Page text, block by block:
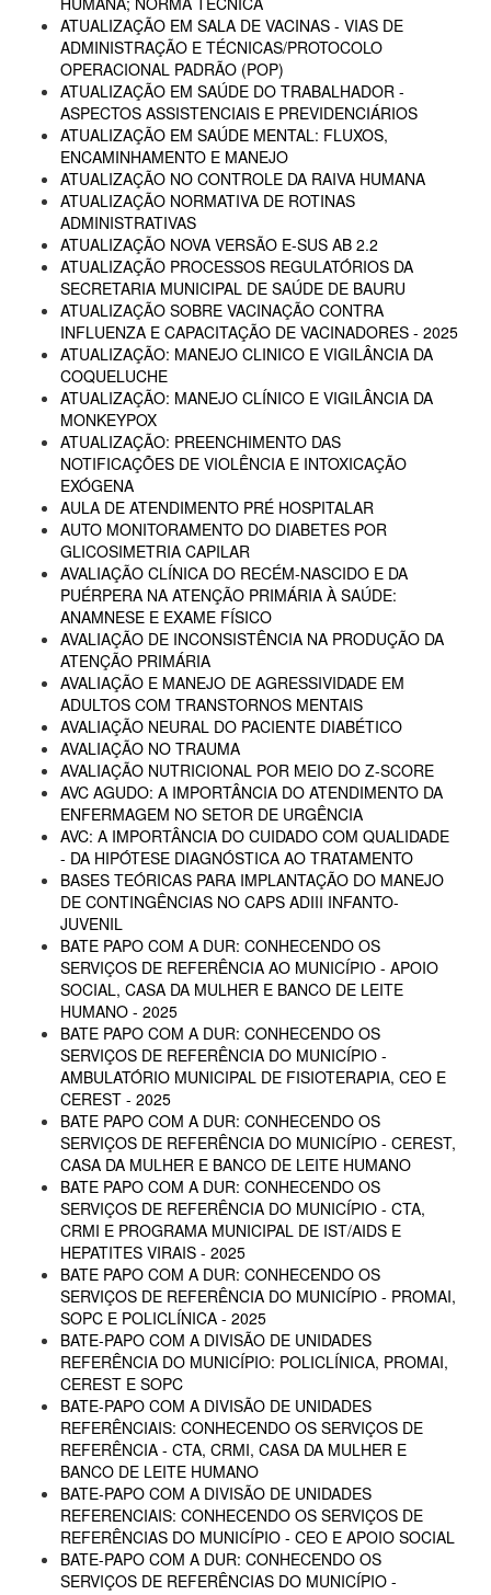
ATUALIZAÇÃO EM SALA DE VACINAS - VIAS DE
ADMINISTRAÇÃO E TÉCNICAS/PROTOCOLO
OPERACIONAL PADRÃO (POP)
ATUALIZAÇÃO EM SAÚDE DO TRABALHADOR -
ASPECTOS ASSISTENCIAIS E PREVIDENCIÁRIOS
ATUALIZAÇÃO EM SAÚDE MENTAL: FLUXOS,
ENCAMINHAMENTO E MANEJO
ATUALIZAÇÃO NO CONTROLE DA RAIVA HUMANA
ATUALIZAÇÃO NORMATIVA DE ROTINAS
ADMINISTRATIVAS
ATUALIZAÇÃO NOVA VERSÃO E-SUS AB 2.2
ATUALIZAÇÃO PROCESSOS REGULATÓRIOS DA
SECRETARIA MUNICIPAL DE SAÚDE DE BAURU
ATUALIZAÇÃO SOBRE VACINAÇÃO CONTRA
INFLUENZA E CAPACITAÇÃO DE VACINADORES - 2025
ATUALIZAÇÃO: MANEJO CLINICO E VIGILÂNCIA DA
COQUELUCHE
ATUALIZAÇÃO: MANEJO CLÍNICO E VIGILÂNCIA DA
MONKEYPOX
ATUALIZAÇÃO: PREENCHIMENTO DAS
NOTIFICAÇÕES DE VIOLÊNCIA E INTOXICAÇÃO
EXÓGENA
AULA DE ATENDIMENTO PRÉ HOSPITALAR
AUTO MONITORAMENTO DO DIABETES POR
GLICOSIMETRIA CAPILAR
AVALIAÇÃO CLÍNICA DO RECÉM-NASCIDO E DA
PUÉRPERA NA ATENÇÃO PRIMÁRIA À SAÚDE:
ANAMNESE E EXAME FÍSICO
AVALIAÇÃO DE INCONSISTÊNCIA NA PRODUÇÃO DA
ATENÇÃO PRIMÁRIA
AVALIAÇÃO E MANEJO DE AGRESSIVIDADE EM
ADULTOS COM TRANSTORNOS MENTAIS
AVALIAÇÃO NEURAL DO PACIENTE DIABÉTICO
AVALIAÇÃO NO TRAUMA
AVALIAÇÃO NUTRICIONAL POR MEIO DO Z-SCORE
AVC AGUDO: A IMPORTÂNCIA DO ATENDIMENTO DA
ENFERMAGEM NO SETOR DE URGÊNCIA
AVC: A IMPORTÂNCIA DO CUIDADO COM QUALIDADE
- DA HIPÓTESE DIAGNÓSTICA AO TRATAMENTO
BASES TEÓRICAS PARA IMPLANTAÇÃO DO MANEJO
DE CONTINGÊNCIAS NO CAPS ADIII INFANTO-
JUVENIL
BATE PAPO COM A DUR: CONHECENDO OS
SERVIÇOS DE REFERÊNCIA AO MUNICÍPIO - APOIO
SOCIAL, CASA DA MULHER E BANCO DE LEITE
HUMANO - 2025
BATE PAPO COM A DUR: CONHECENDO OS
SERVIÇOS DE REFERÊNCIA DO MUNICÍPIO -
AMBULATÓRIO MUNICIPAL DE FISIOTERAPIA, CEO E
CEREST - 2025
BATE PAPO COM A DUR: CONHECENDO OS
SERVIÇOS DE REFERÊNCIA DO MUNICÍPIO - CEREST,
CASA DA MULHER E BANCO DE LEITE HUMANO
BATE PAPO COM A DUR: CONHECENDO OS
SERVIÇOS DE REFERÊNCIA DO MUNICÍPIO - CTA,
CRMI E PROGRAMA MUNICIPAL DE IST/AIDS E
HEPATITES VIRAIS - 2025
BATE PAPO COM A DUR: CONHECENDO OS
SERVIÇOS DE REFERÊNCIA DO MUNICÍPIO - PROMAI,
SOPC E POLICLÍNICA - 2025
BATE-PAPO COM A DIVISÃO DE UNIDADES
REFERÊNCIA DO MUNICÍPIO: POLICLÍNICA, PROMAI,
CEREST E SOPC
BATE-PAPO COM A DIVISÃO DE UNIDADES
REFERÊNCIAIS: CONHECENDO OS SERVIÇOS DE
REFERÊNCIA - CTA, CRMI, CASA DA MULHER E
BANCO DE LEITE HUMANO
BATE-PAPO COM A DIVISÃO DE UNIDADES
REFERENCIAIS: CONHECENDO OS SERVIÇOS DE
REFERÊNCIAS DO MUNICÍPIO - CEO E APOIO SOCIAL
BATE-PAPO COM A DUR: CONHECENDO OS
SERVIÇOS DE REFERÊNCIAS DO MUNICÍPIO -